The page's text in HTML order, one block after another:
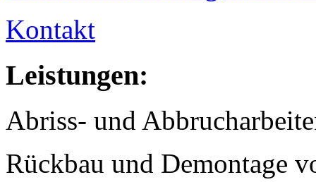
Kontakt
Leistungen:
Abriss- und
Rückbau und Demontage